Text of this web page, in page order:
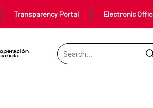
del desarrollo
Transparency Portal Electronic
Search Bar